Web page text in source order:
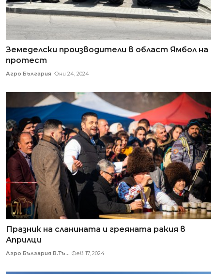
Земеделски производители в област Ямбол на
протест
Агро България Юни 24, 2024
Празник на сланината и греяната ракия в
Априлци
Агро България В.Тъ... Фев 17, 2024